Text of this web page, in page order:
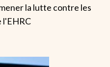
la lutte contre les
l'EHRC